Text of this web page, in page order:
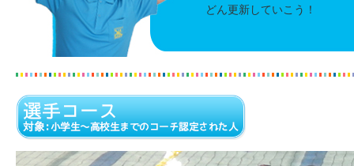
どん更新していこう！